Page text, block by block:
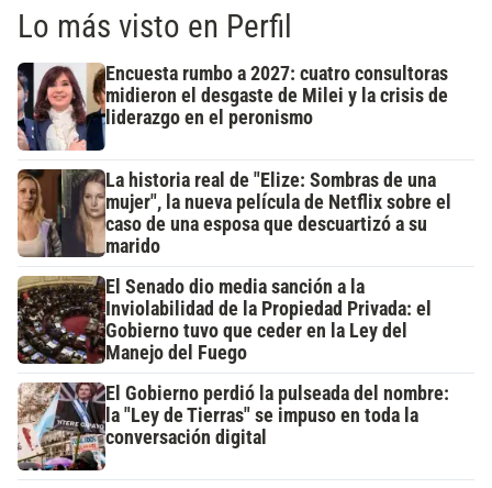
Lo más visto en Perfil
Encuesta rumbo a 2027: cuatro consultoras
midieron el desgaste de Milei y la crisis de
liderazgo en el peronismo
La historia real de "Elize: Sombras de una
mujer", la nueva película de Netflix sobre el
caso de una esposa que descuartizó a su
marido
El Senado dio media sanción a la
Inviolabilidad de la Propiedad Privada: el
Gobierno tuvo que ceder en la Ley del
Manejo del Fuego
El Gobierno perdió la pulseada del nombre:
la "Ley de Tierras" se impuso en toda la
conversación digital